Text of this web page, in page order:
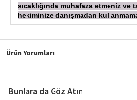
sıcaklığında muhafaza etmeniz
hekiminize danışmadan
Ürün Yorumları
Bunlara da Göz Atın